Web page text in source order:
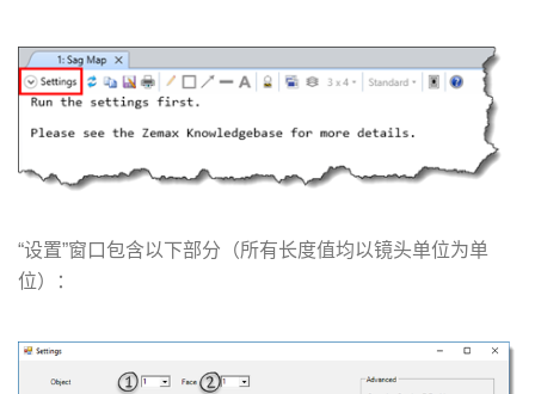
“设置”窗口包含以下部分（所有长度值均以镜头单位为单
位）：